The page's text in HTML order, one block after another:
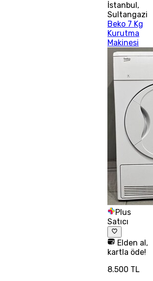
İstanbul ,
Sultangazi
Beko 7 Kg
Kurutma
Makinesi
Plus
Satıcı
Elden al,
kartla öde!
8.500 TL